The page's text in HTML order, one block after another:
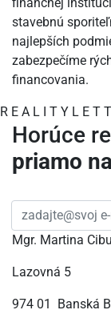
stavebnú
najlepších
zabezpečíme
financovania.
R E A L I T Y L E T T
Horúce
priamo
Mgr. Martina
Lazovná 5
974 01 Banská